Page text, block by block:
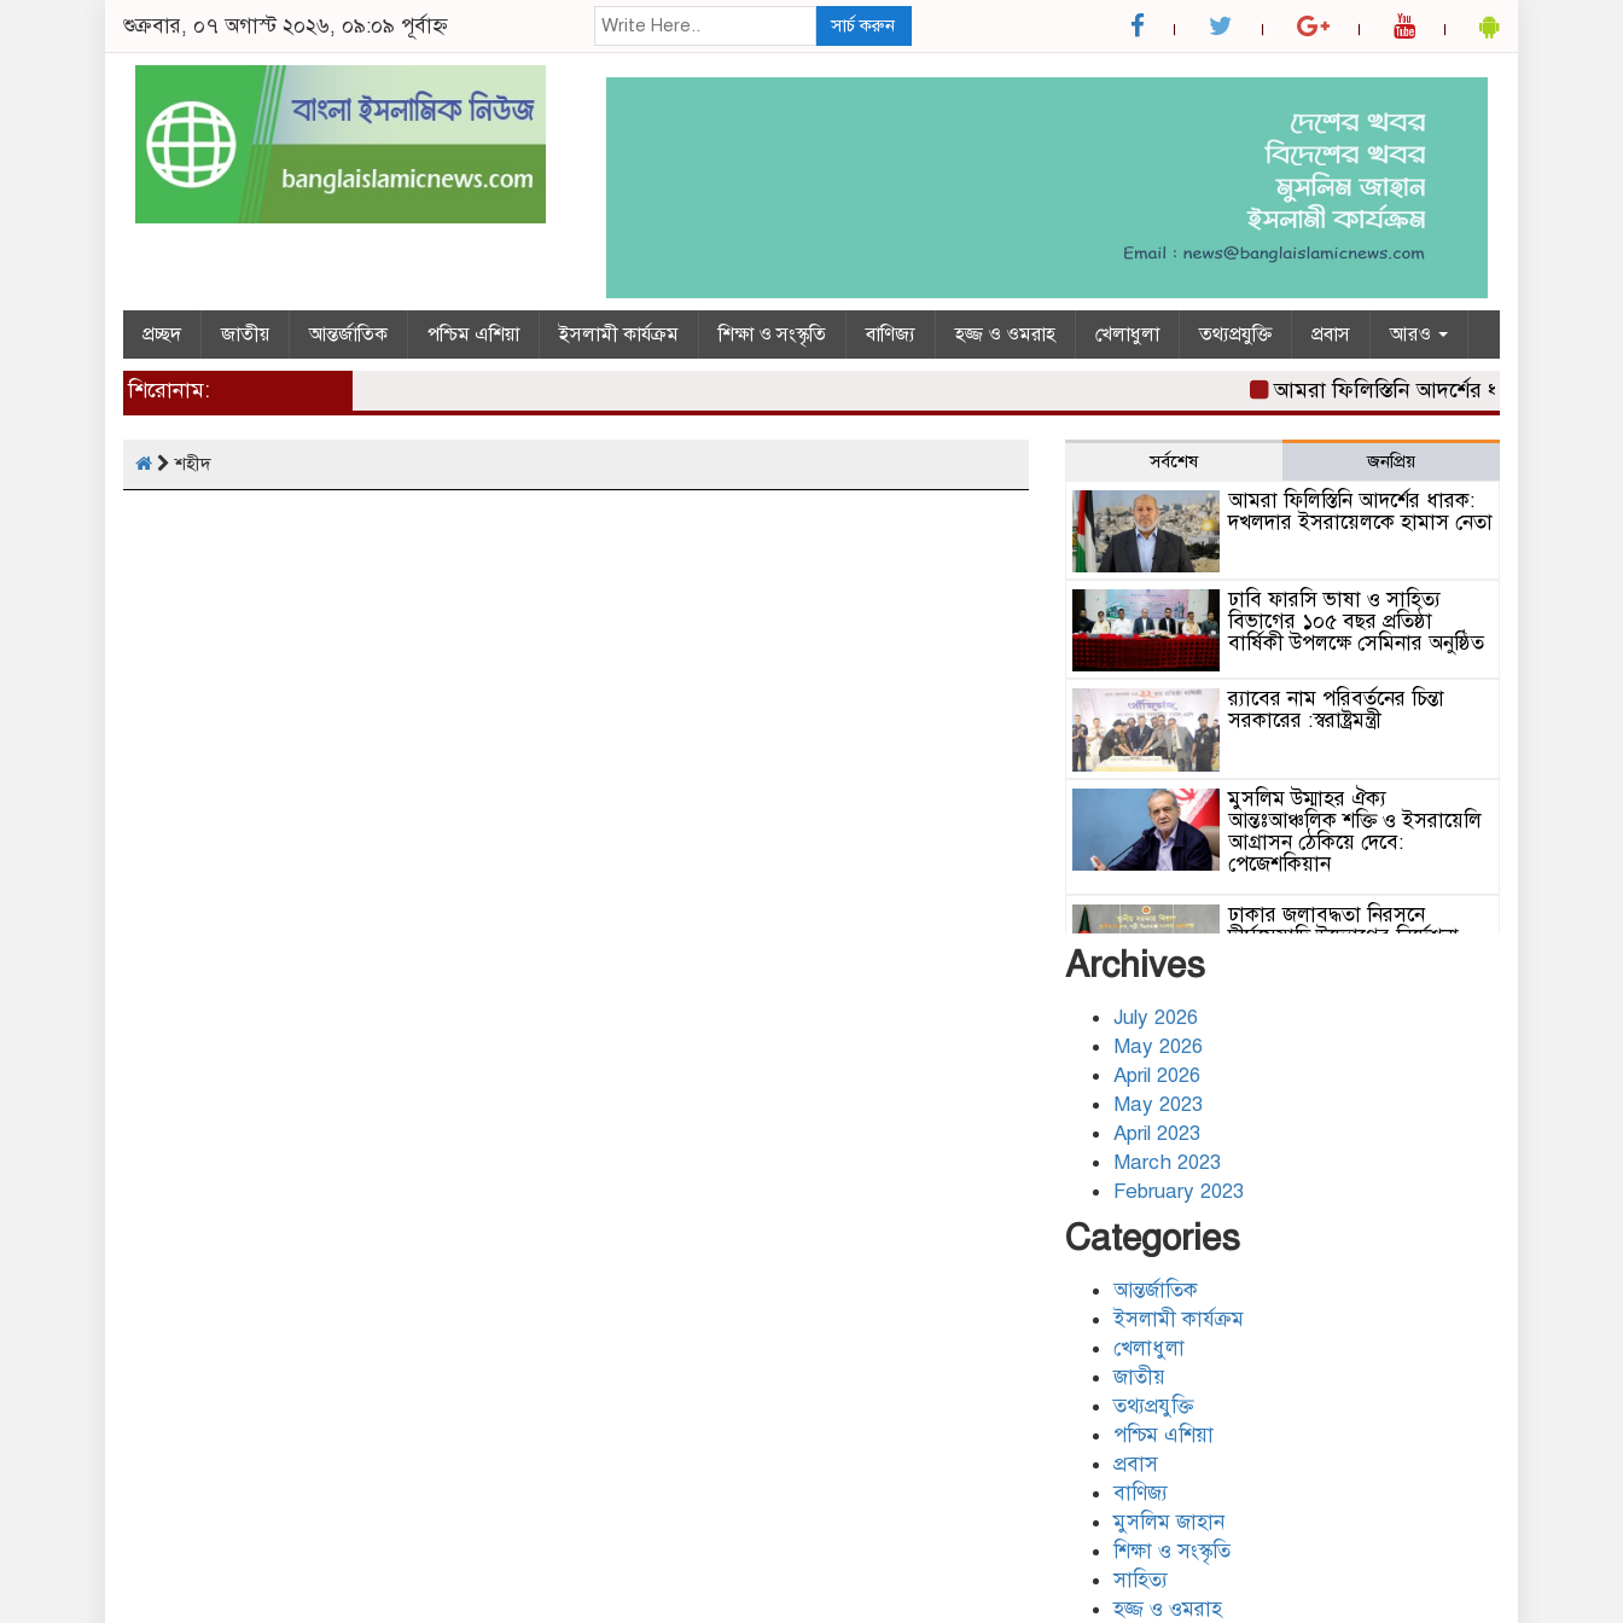
শুক্রবার, ০৭ অগাস্ট ২০২৬, ০৯:০৯ পূর্বাহ্ন সার্চ করুন
প্রচ্ছদ জাতীয় আন্তর্জাতিক পশ্চিম এশিয়া ইসলামী কার্যক্রম শিক্ষা ও সংস্কৃতি বাণিজ্য হজ্জ ও ওমরাহ খেলাধুলা তথ্যপ্রযুক্তি প্রবাস আরও
শিরোনাম: আমরা ফিলিস্তিনি আদর্শের ধারক: দখলদার
শহীদ সর্বশেষ জনপ্রিয়
আমরা ফিলিস্তিনি আদর্শের ধারক:
দখলদার ইসরায়েলকে হামাস নেতা
ঢাবি ফারসি ভাষা ও সাহিত্য
বিভাগের ১০৫ বছর প্রতিষ্ঠা
বার্ষিকী উপলক্ষে সেমিনার অনুষ্ঠিত
র‌্যাবের নাম পরিবর্তনের চিন্তা
সরকারের :স্বরাষ্ট্রমন্ত্রী
মুসলিম উম্মাহর ঐক্য
আন্তঃআঞ্চলিক শক্তি ও ইসরায়েলি
আগ্রাসন ঠেকিয়ে দেবে:
পেজেশকিয়ান
ঢাকার জলাবদ্ধতা নিরসনে
দীর্ঘমেয়াদি উদ্যোগের নির্দেশনা
এর পরিণতি বিষয়ে উন্মুক্ত
আলোচনা
ঐক্যের রাহবার : সাইয়েদ আলী
খামেনেয়ী রহ.
Archives
July 2026
May 2026
April 2026
May 2023
April 2023
March 2023
February 2023
Categories
আন্তর্জাতিক
ইসলামী কার্যক্রম
খেলাধুলা
জাতীয়
তথ্যপ্রযুক্তি
পশ্চিম এশিয়া
প্রবাস
বাণিজ্য
মুসলিম জাহান
শিক্ষা ও সংস্কৃতি
সাহিত্য
হজ্জ ও ওমরাহ